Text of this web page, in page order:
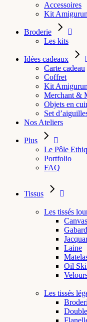
Accessoires
Kit
Broderie
Les kits
Idées cadeaux
Carte cadeau
Coffret
Kit
Merchant &
Objets en
Set
Nos Ateliers
Plus
Le Pôle
Portfolio
FAQ
Tissus
Les tissés
Canvas
Laine
Oil
Les tissés